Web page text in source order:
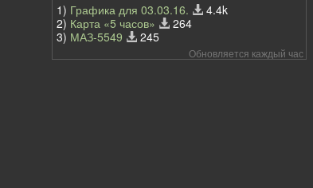
1) Графика для 03.03.16.
4.4k
2) Карта «5 часов»
264
3) МАЗ-5549 245
Обновляется каждый час